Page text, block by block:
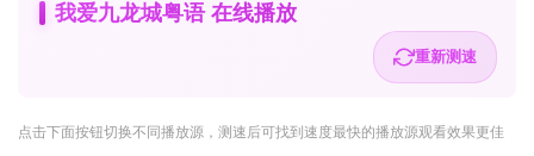
我爱九龙城粤语 在线播放
重新测速
点击下面按钮切换不同播放源 ，测速后可找到速度最快的播放源观看效果更佳